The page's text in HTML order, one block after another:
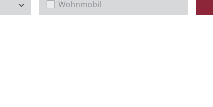
Wohnmobil